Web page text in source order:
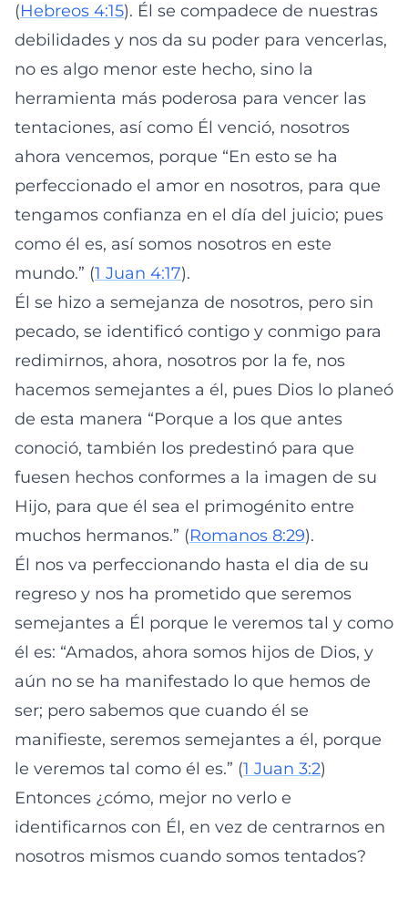
(Hebreos 4:15). Él se compadece de nuestras
debilidades y nos da su poder para vencerlas,
no es algo menor este hecho, sino la
herramienta más poderosa para vencer las
tentaciones, así como Él venció, nosotros
ahora vencemos, porque “En esto se ha
perfeccionado el amor en nosotros, para que
tengamos confianza en el día del juicio; pues
como él es, así somos nosotros en este
mundo.” (1 Juan 4:17).
Él se hizo a semejanza de nosotros, pero sin
pecado, se identificó contigo y conmigo para
redimirnos, ahora, nosotros por la fe, nos
hacemos semejantes a él, pues Dios lo planeó
de esta manera “Porque a los que antes
conoció, también los predestinó para que
fuesen hechos conformes a la imagen de su
Hijo, para que él sea el primogénito entre
muchos hermanos.” (Romanos 8:29).
Él nos va perfeccionando hasta el dia de su
regreso y nos ha prometido que seremos
semejantes a Él porque le veremos tal y como
él es: “Amados, ahora somos hijos de Dios, y
aún no se ha manifestado lo que hemos de
ser; pero sabemos que cuando él se
manifieste, seremos semejantes a él, porque
le veremos tal como él es.” (1 Juan 3:2)
Entonces ¿cómo, mejor no verlo e
identificarnos con Él, en vez de centrarnos en
nosotros mismos cuando somos tentados?